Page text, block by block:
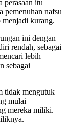
perasaan itu
pemenuhan nafsu
kurang.
ini dengan
rendah, sebagai
lebih
sebagai
tidak mengutuk
mulai
mereka miliki.